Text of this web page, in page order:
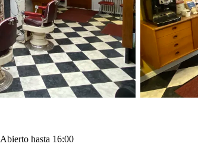
Abierto hasta 16:00